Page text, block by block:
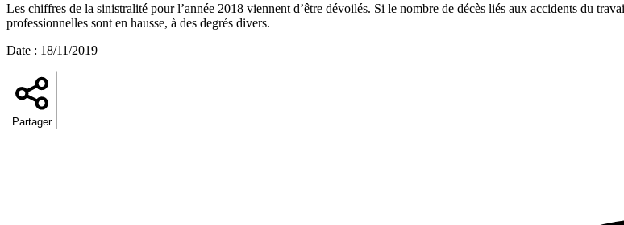
Les chiffres de la sinistralité pour l’année 2018 viennent d’être dévoilés. Si le nombre de décès liés aux accidents du
professionnelles sont en hausse, à des degrés divers.
Date : 18/11/2019
Partager